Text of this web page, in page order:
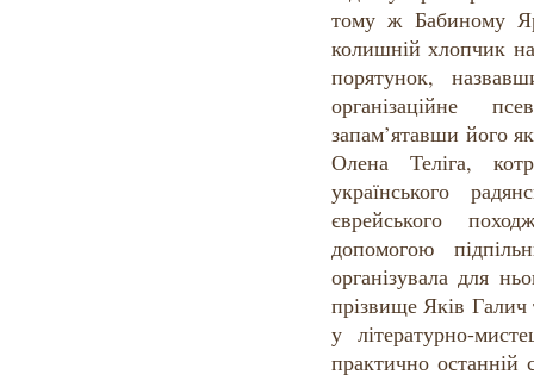
тому ж Бабиному
колишній хлопчик
порятунок,
організаційне
запам’ятавши його
Олена Теліга,
українського
єврейського
допомогою
організувала для
прізвище Яків
у літературно-
практично останній